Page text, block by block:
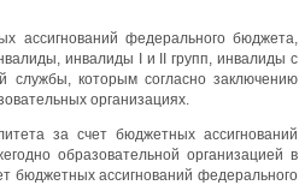
ассигнований федерального бюджета,
инвалиды I и II групп, инвалиды с
службы, которым согласно заключению
организациях.
за счет бюджетных ассигнований
образовательной организацией в
бюджетных ассигнований федерального